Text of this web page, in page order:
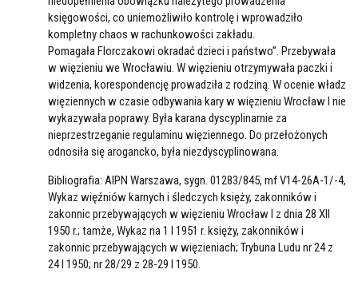
księgowości, co uniemożliwiło kontrolę i wprowadziło
kompletny chaos w rachunkowości zakładu.
Pomagała Florczakowi okradać dzieci i państwo”. Przebywała
w więzieniu we Wrocławiu. W więzieniu otrzymywała paczki i
widzenia, korespondencję prowadziła z rodziną. W ocenie władz
więziennych w czasie odbywania kary w więzieniu Wrocław I nie
wykazywała poprawy. Była karana dyscyplinarnie za
nieprzestrzeganie regulaminu więziennego. Do przełożonych
odnosiła się arogancko, była niezdyscyplinowana.
Bibliografia: AIPN Warszawa, sygn. 01283/845, mf V14-26A-1/-4,
Wykaz więźniów karnych i śledczych księży, zakonników i
zakonnic przebywających w więzieniu Wrocław I z dnia 28 XII
1950 r.; tamże, Wykaz na 1 I 1951 r. księży, zakonników i
zakonnic przebywających w więzieniach; Trybuna Ludu nr 24 z
24 I 1950; nr 28/29 z 28-29 I 1950.